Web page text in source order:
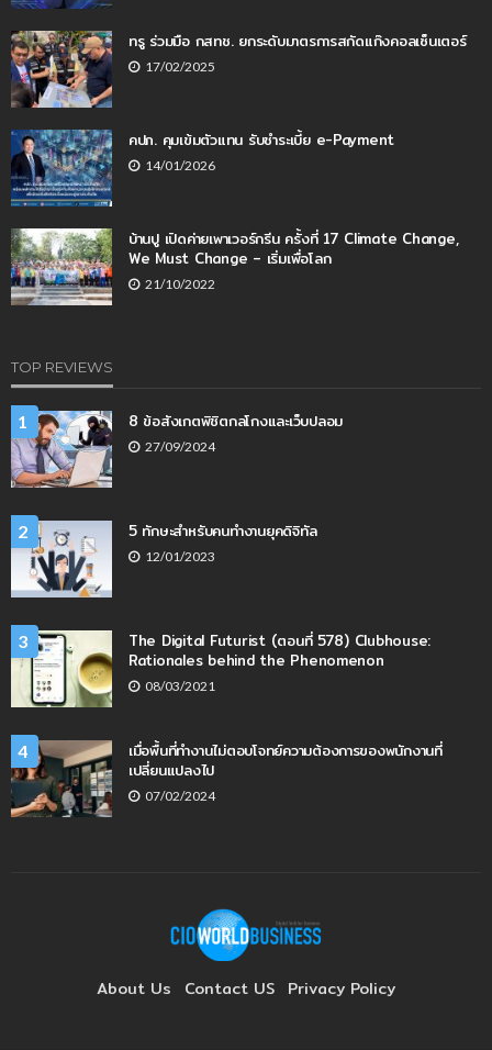
ทรู ร่วมมือ กสทช. ยกระดับมาตรการสกัดแก๊งคอลเซ็นเตอร์
17/02/2025
คปภ. คุมเข้มตัวแทน รับชำระเบี้ย e-Payment
14/01/2026
บ้านปู เปิดค่ายเพาเวอร์กรีน ครั้งที่ 17 Climate Change,
We Must Change – เริ่มเพื่อโลก
21/10/2022
TOP REVIEWS
1 8 ข้อสังเกตพิชิตกลโกงและเว็บปลอม
27/09/2024
2 5 ทักษะสำหรับคนทำงานยุคดิจิทัล
12/01/2023
3
The Digital Futurist (ตอนที่ 578) Clubhouse:
Rationales behind the Phenomenon
08/03/2021
4
เมื่อพื้นที่ทำงานไม่ตอบโจทย์ความต้องการของพนักงานที่
เปลี่ยนแปลงไป
07/02/2024
About Us Contact US Privacy Policy